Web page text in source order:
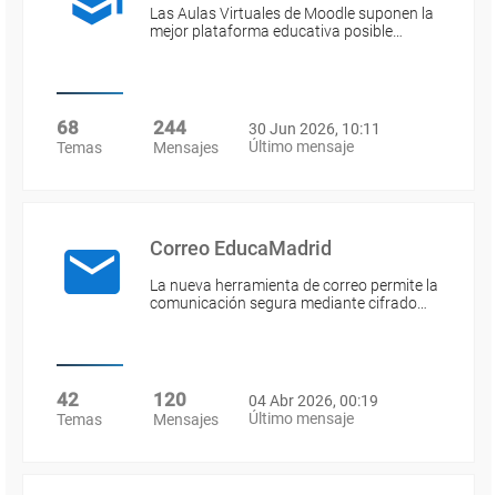
Las Aulas Virtuales de Moodle suponen la
mejor plataforma educativa posible…
68
Temas
244
Mensajes
30 Jun 2026, 10:11
Último mensaje
Correo EducaMadrid
La nueva herramienta de correo permite la
comunicación segura mediante cifrado…
42
Temas
120
Mensajes
04 Abr 2026, 00:19
Último mensaje